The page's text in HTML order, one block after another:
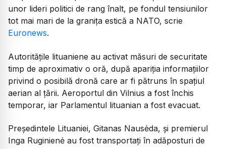
unor lideri politici de rang înalt, pe fondul tensiunilor
tot mai mari de la granița estică a NATO, scrie
Euronews.
Autoritățile lituaniene au activat măsuri de securitate
timp de aproximativ o oră, după apariția informațiilor
privind o posibilă dronă care ar fi pătruns în spațiul
aerian al țării. Aeroportul din Vilnius a fost închis
temporar, iar Parlamentul lituanian a fost evacuat.
Președintele Lituaniei, Gitanas Nausėda, și premierul
Inga Ruginienė au fost transportați în adăposturi de